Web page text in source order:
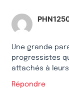
Une grande
progressistes
attachés à
Répondre